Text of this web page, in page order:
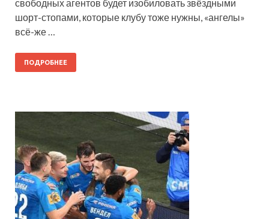
свободных агентов будет изобиловать звёздными
шорт-стопами, которые клубу тоже нужны, «ангелы»
всё-же …
ПОДРОБНЕЕ